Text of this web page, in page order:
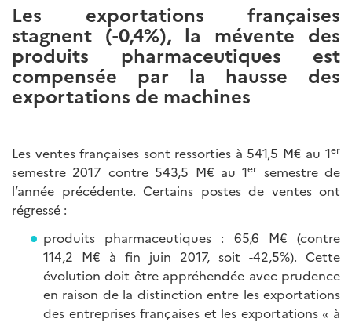
Les exportations françaises
stagnent (-0,4%), la mévente des
produits pharmaceutiques est
compensée par la hausse des
exportations de machines
Les ventes françaises sont ressorties à 541,5 M€ au 1er
semestre 2017 contre 543,5 M€ au 1er semestre de
l’année précédente. Certains postes de ventes ont
régressé :
produits pharmaceutiques : 65,6 M€ (contre
114,2 M€ à fin juin 2017, soit -42,5%). Cette
évolution doit être appréhendée avec prudence
en raison de la distinction entre les exportations
des entreprises françaises et les exportations « à